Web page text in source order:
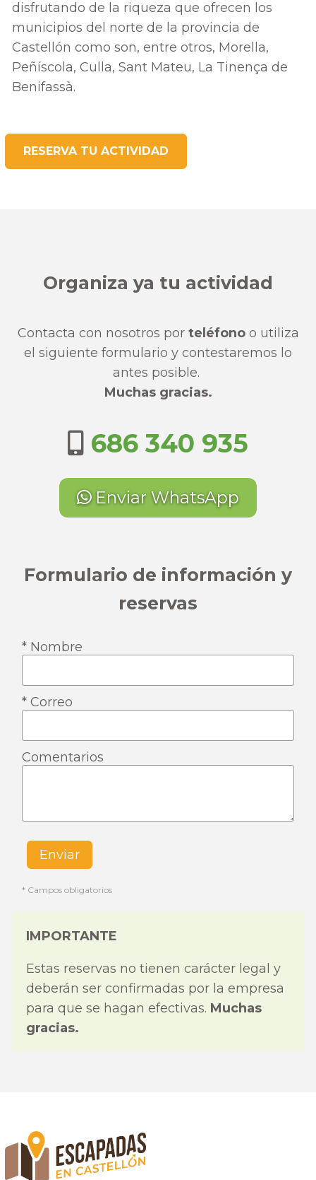
disfrutando de la riqueza que ofrecen los
municipios del norte de la provincia de
Castellón como son, entre otros, Morella,
Peñíscola, Culla, Sant Mateu, La Tinença de
Benifassà.
RESERVA TU ACTIVIDAD
Organiza ya tu actividad
Contacta con nosotros porteléfonoo utiliza
el siguiente formulario y contestaremos lo
antes posible.
Muchas gracias.
686 340 935
Enviar WhatsApp
Formulario de información y
reservas
* Nombre
* Correo
Comentarios
* Campos obligatorios
IMPORTANTE
Estas reservas no tienen carácter legal y
deberán ser confirmadas por la empresa
para que se hagan efectivas. Muchas
gracias.